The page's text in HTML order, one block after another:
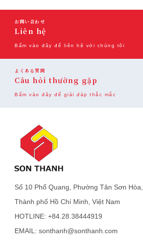
お問い合わせ
Liên hệ
Bấm vào đây để liên hệ với chúng tôi
よくある質問
Câu hỏi thường gặp
Bấm vào đây để giải đáp thắc mắc
Số 10 Phổ Quang, Phường Tân Sơn Hòa,
Thành phố Hồ Chí Minh, Việt Nam
HOTLINE: +84.28.38444919
EMAIL: sonthanh@sonthanh.com